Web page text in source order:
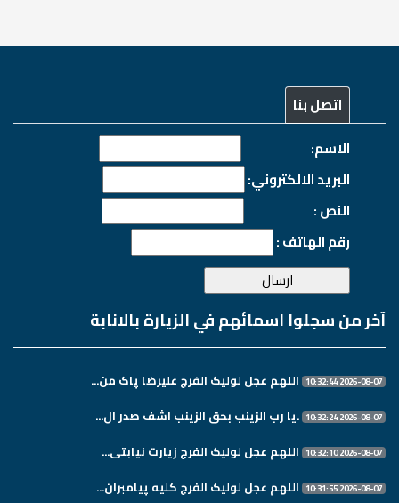
اتصل بنا
الاسم:
البريد الالكتروني:
النص :
رقم الهاتف :
آخر من سجلوا اسمائهم في الزيارة بالانابة
2026-08-07 10:32:44 اللهم عجل لولیک الفرج علیرضا پاک من...
2026-08-07 10:32:24 .یا رب الزینب بحق الزینب اشف صدر ال...
2026-08-07 10:32:10 اللهم عجل لولیک الفرج زیارت نیابتی...
2026-08-07 10:31:55 اللهم عجل لولیک الفرج کلیه پیامبران...